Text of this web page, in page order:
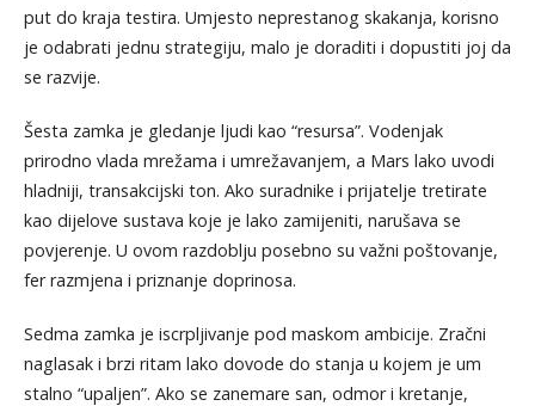
put do kraja testira. Umjesto neprestanog skakanja, korisno
je odabrati jednu strategiju, malo je doraditi i dopustiti joj da
se razvije.
Šesta zamka je gledanje ljudi kao “resursa”. Vodenjak
prirodno vlada mrežama i umrežavanjem, a Mars lako uvodi
hladniji, transakcijski ton. Ako suradnike i prijatelje tretirate
kao dijelove sustava koje je lako zamijeniti, narušava se
povjerenje. U ovom razdoblju posebno su važni poštovanje,
fer razmjena i priznanje doprinosa.
Sedma zamka je iscrpljivanje pod maskom ambicije. Zračni
naglasak i brzi ritam lako dovode do stanja u kojem je um
stalno “upaljen”. Ako se zanemare san, odmor i kretanje,